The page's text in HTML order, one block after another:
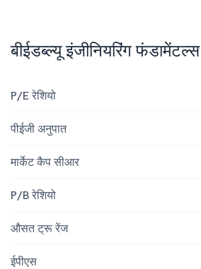
बीईडब्ल्यू इंजीनियरिंग फंडामेंटल्स
P/E रेशियो
पीईजी अनुपात
मार्केट कैप सीआर
P/B रेशियो
औसत ट्रू रेंज
ईपीएस